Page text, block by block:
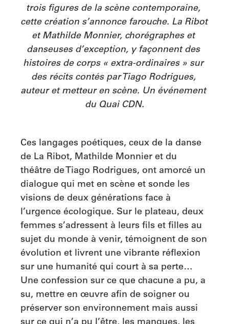
trois figures de la scène contemporaine,
cette création s’annonce farouche. La Ribot
et Mathilde Monnier, chorégraphes et
danseuses d’exception, y façonnent des
histoires de corps « extra-ordinaires » sur
des récits contés par Tiago Rodrigues,
auteur et metteur en scène. Un événement
du Quai CDN.
Ces langages poétiques, ceux de la danse
de La Ribot, Mathilde Monnier et du
théâtre de Tiago Rodrigues, ont amorcé un
dialogue qui met en scène et sonde les
visions de deux générations face à
l’urgence écologique. Sur le plateau, deux
femmes s’adressent à leurs fils et filles au
sujet du monde à venir, témoignent de son
évolution et livrent une vibrante réflexion
sur une humanité qui court à sa perte…
Une confession sur ce que chacune a pu, a
su, mettre en œuvre afin de soigner ou
préserver son environnement mais aussi